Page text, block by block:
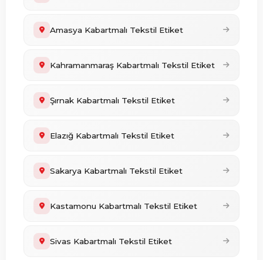
Amasya Kabartmalı Tekstil Etiket
Kahramanmaraş Kabartmalı Tekstil Etiket
Şırnak Kabartmalı Tekstil Etiket
Elazığ Kabartmalı Tekstil Etiket
Sakarya Kabartmalı Tekstil Etiket
Kastamonu Kabartmalı Tekstil Etiket
Sivas Kabartmalı Tekstil Etiket